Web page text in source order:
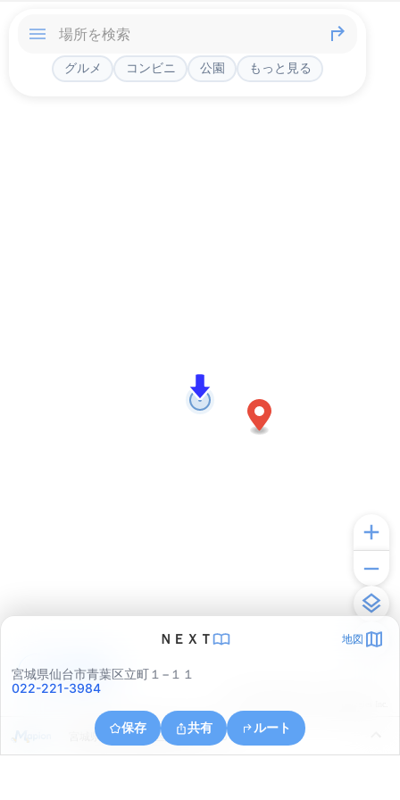
グルメ コンビニ 公園 もっと見る
ＮＥＸＴ 地図
宮城県仙台市青葉区立町１−１１
022-221-3984
保存 共有 ルート
宮城県仙台市青葉区八幡４丁目６
アプリで見る